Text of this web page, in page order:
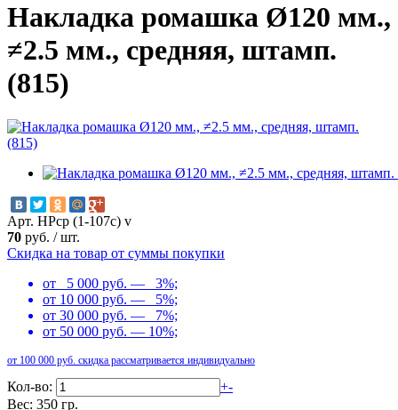
Накладка ромашка Ø120 мм.,
≠2.5 мм., средняя, штамп.
(815)
Арт. НРср (1-107с) v
70 руб. /шт.
Скидка на товар от суммы покупки
от 5 000 руб. — 3%;
от 10 000 руб. — 5%;
от 30 000 руб. — 7%;
от 50 000 руб. — 10%;
от 100 000 руб. скидка рассматривается индивидуально
Кол-во: +-
Вес: 350 гр.